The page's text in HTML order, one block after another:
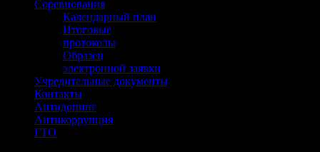
Соревнования
Календарный план
Итоговые
протоколы
Образец
электронной заявки
Учредительные документы
Контакты
Антидопинг
Антикоррупция
ГТО